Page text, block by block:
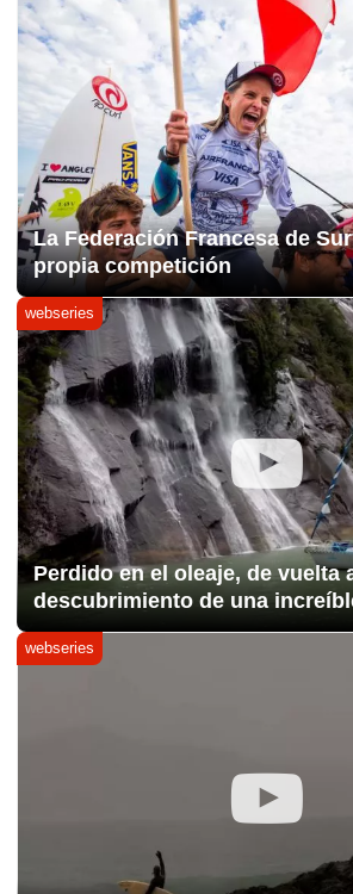
La Federación Francesa de
propia competición
webseries
Perdido en el oleaje, de vuelta
descubrimiento de una
webseries